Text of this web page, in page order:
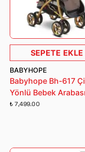
SEPETE EKLE
BABYHOPE
Babyhope Bh-617
Yönlü Bebek Arabası
₺ 7,499.00